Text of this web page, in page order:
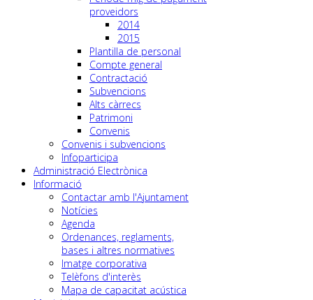
proveidors
2014
2015
Plantilla de personal
Compte general
Contractació
Subvencions
Alts càrrecs
Patrimoni
Convenis
Convenis i subvencions
Infoparticipa
Administració Electrònica
Informació
Contactar amb l'Ajuntament
Notícies
Agenda
Ordenances, reglaments,
bases i altres normatives
Imatge corporativa
Telèfons d'interès
Mapa de capacitat acústica